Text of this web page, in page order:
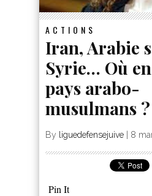
ACTIONS
Iran, Arabie
Syrie… Où
pays arabo-
musulmans ?
By liguedefensejuive 8
Pin It